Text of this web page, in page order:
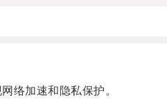
络加速和隐私保护。